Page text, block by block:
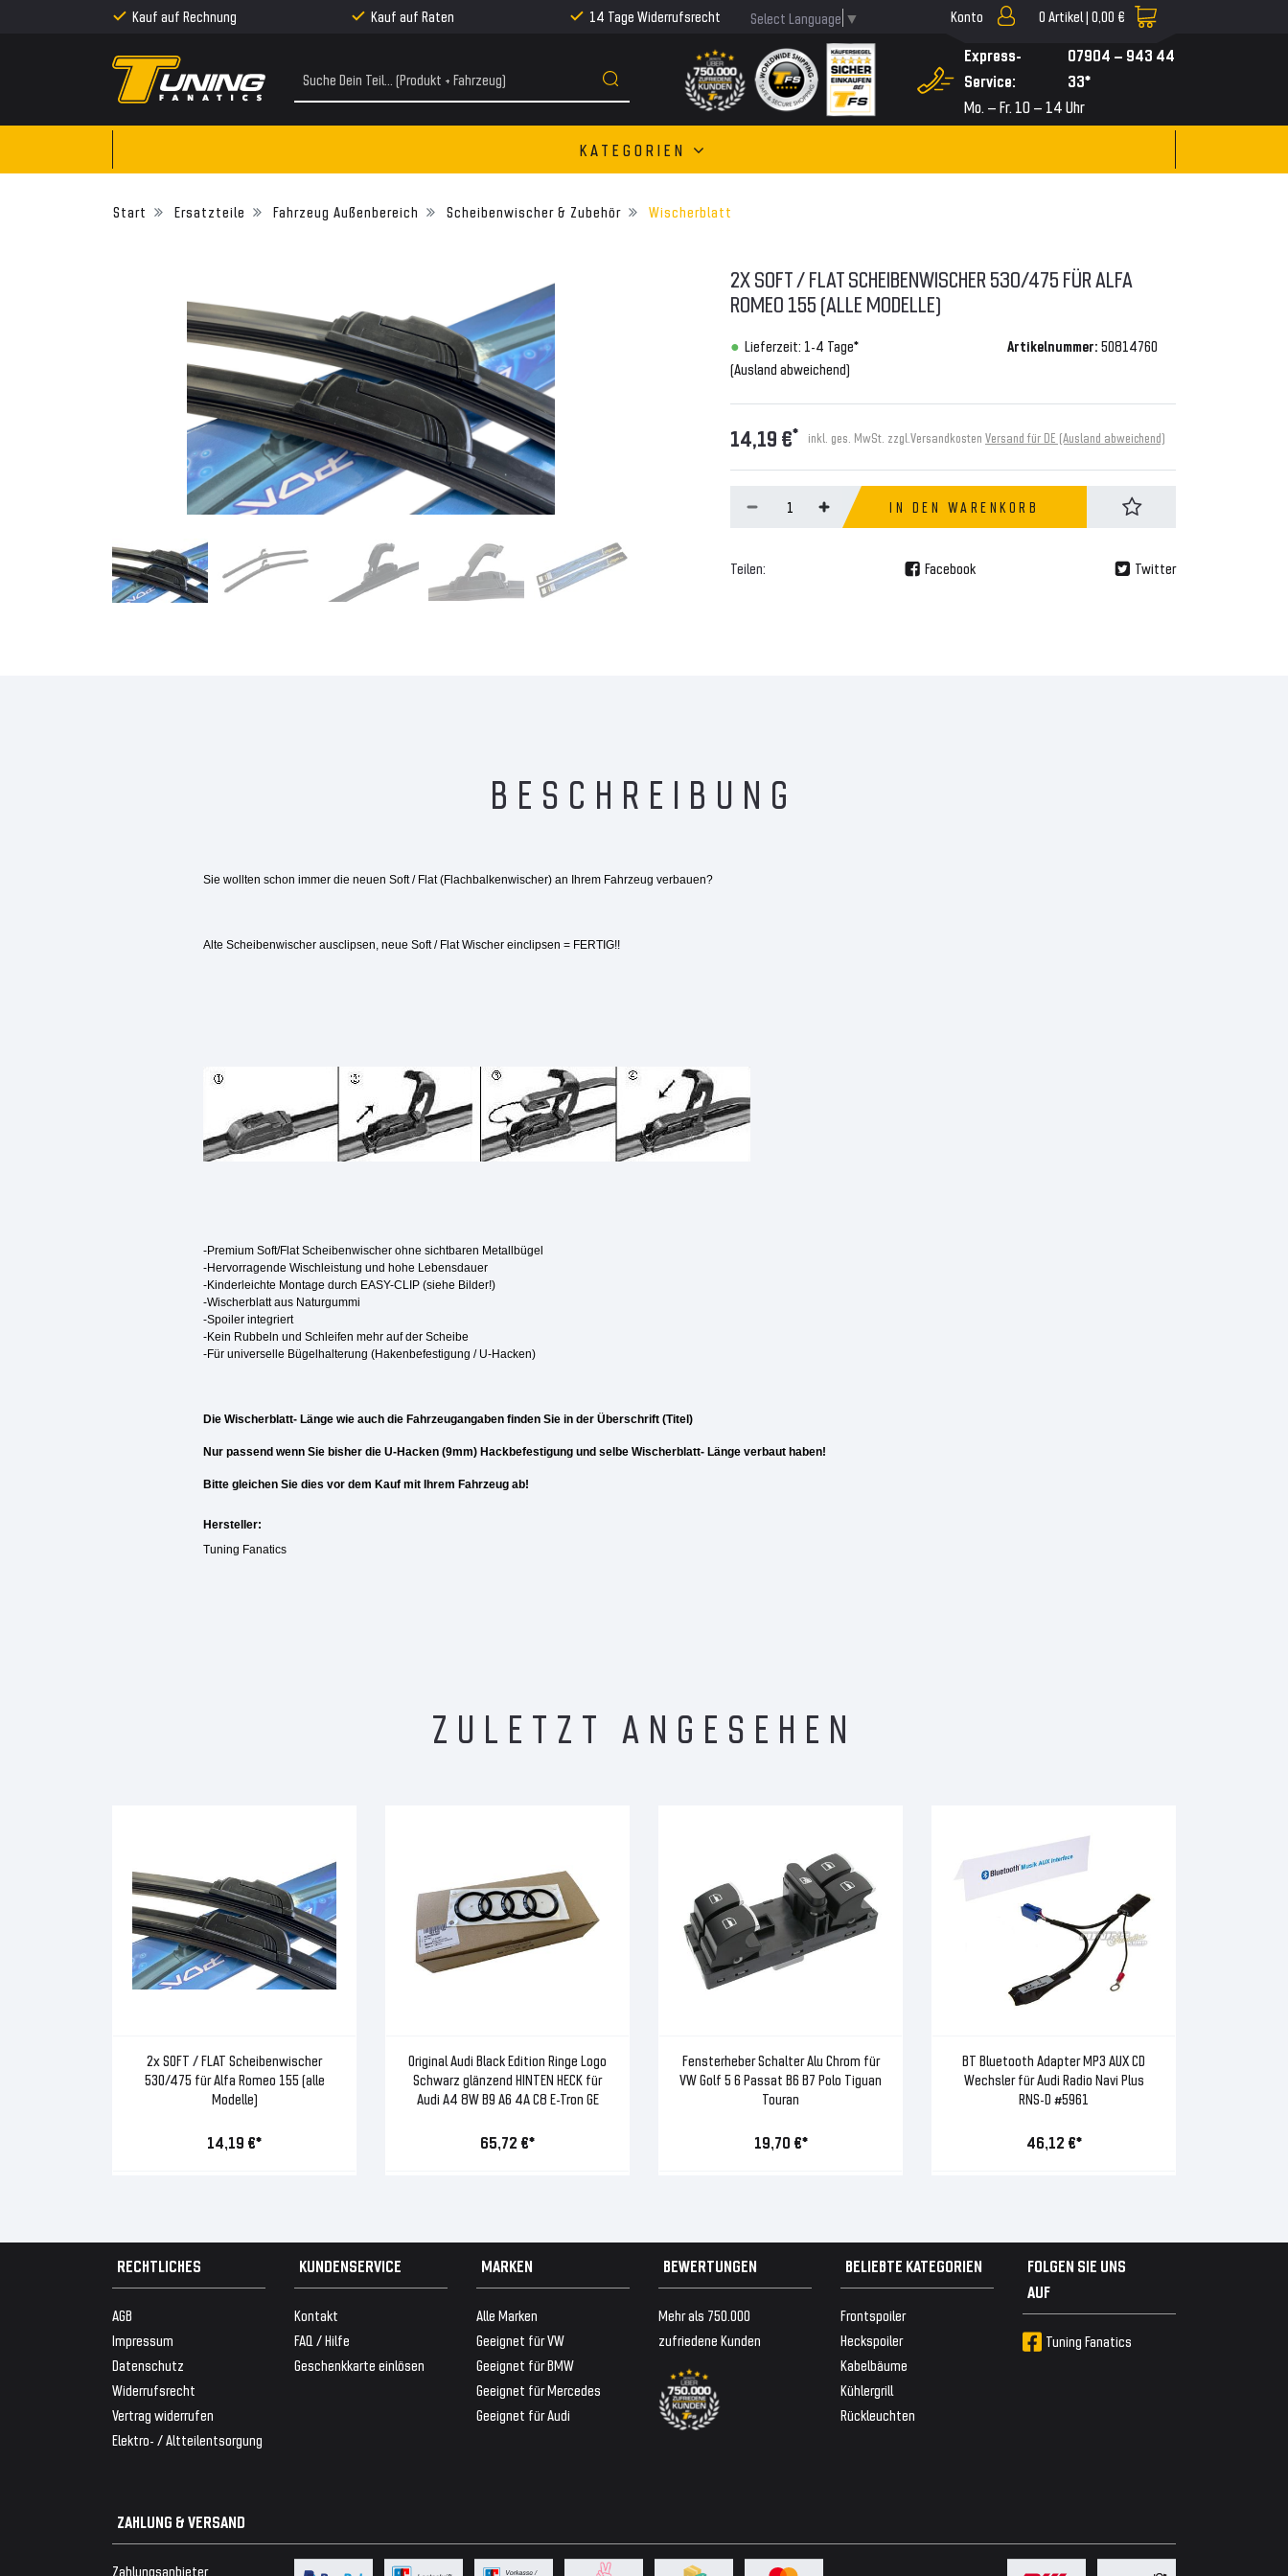
Kauf auf Rechnung Kauf auf Raten 14 Tage Widerrufsrecht Select Language ▼ Konto 0 Artikel | 0,00 €
Express-
Service:
07904 – 943 44
33*
Mo. – Fr. 10 – 14 Uhr
KATEGORIEN
Ersatzteile Fahrzeug Außenbereich Scheibenwischer & Zubehör Wischerblatt
2X SOFT / FLAT SCHEIBENWISCHER 530/475 FÜR ALFA
ROMEO 155 (ALLE MODELLE)
Lieferzeit: 1-4 Tage*
(Ausland abweichend)
Artikelnummer: 50814760
14,19 €* inkl. ges. MwSt. zzgl. Versandkosten Versand für DE (Ausland abweichend)
IN DEN WARENKORB
Teilen: Facebook Twitter
BESCHREIBUNG
Sie wollten schon immer die neuen Soft / Flat (Flachbalkenwischer) an Ihrem Fahrzeug verbauen?
Alte Scheibenwischer ausclipsen, neue Soft / Flat Wischer einclipsen = FERTIG!!
-Premium Soft/Flat Scheibenwischer ohne sichtbaren Metallbügel
-Hervorragende Wischleistung und hohe Lebensdauer
-Kinderleichte Montage durch EASY-CLIP (siehe Bilder!)
-Wischerblatt aus Naturgummi
-Spoiler integriert
-Kein Rubbeln und Schleifen mehr auf der Scheibe
-Für universelle Bügelhalterung (Hakenbefestigung / U-Hacken)
Die Wischerblatt- Länge wie auch die Fahrzeugangaben finden Sie in der Überschrift (Titel)
Nur passend wenn Sie bisher die U-Hacken (9mm) Hackbefestigung und selbe Wischerblatt- Länge verbaut haben!
Bitte gleichen Sie dies vor dem Kauf mit Ihrem Fahrzeug ab!
Hersteller:
Tuning Fanatics
ZULETZT ANGESEHEN
2x SOFT / FLAT Scheibenwischer
530/475 für Alfa Romeo 155 (alle
Modelle)
14,19 €*
Original Audi Black Edition Ringe Logo
Schwarz glänzend HINTEN HECK für
Audi A4 8W B9 A6 4A C8 E-Tron GE
65,72 €*
Fensterheber Schalter Alu Chrom für
VW Golf 5 6 Passat B6 B7 Polo Tiguan
Touran
19,70 €*
BT Bluetooth Adapter MP3 AUX CD
Wechsler für Audi Radio Navi Plus
RNS-D #5961
46,12 €*
RECHTLICHES
AGB
Impressum
Datenschutz
Widerrufsrecht
Vertrag widerrufen
Elektro- / Altteilentsorgung
KUNDENSERVICE
Kontakt
FAQ / Hilfe
Geschenkkarte einlösen
MARKEN
Alle Marken
Geeignet für VW
Geeignet für BMW
Geeignet für Mercedes
Geeignet für Audi
BEWERTUNGEN
Mehr als 750.000
zufriedene Kunden
BELIEBTE KATEGORIEN
Frontspoiler
Heckspoiler
Kabelbäume
Kühlergrill
Rückleuchten
FOLGEN SIE UNS
AUF
Tuning Fanatics
ZAHLUNG & VERSAND
Zahlungsanbieter